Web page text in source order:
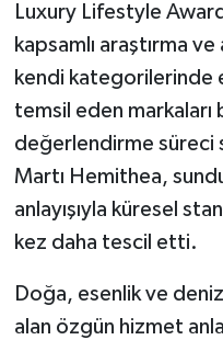
Luxury Lifestyle
kapsamlı araştırma
kendi kategorilerinde
temsil eden markaları
değerlendirme süreci
Martı Hemithea,
anlayışıyla küresel
kez daha tescil etti.
Doğa, esenlik ve
alan özgün hizmet